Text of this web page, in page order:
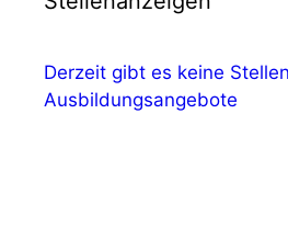
Derzeit gibt es keine
Ausbildungsangebote